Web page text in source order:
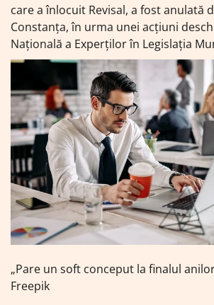
care a înlocuit Revisal, a fost anulată
Constanța, în urma unei acțiuni
Națională a Experților în Legislația
„Pare un soft conceput la finalul anilor
Freepik